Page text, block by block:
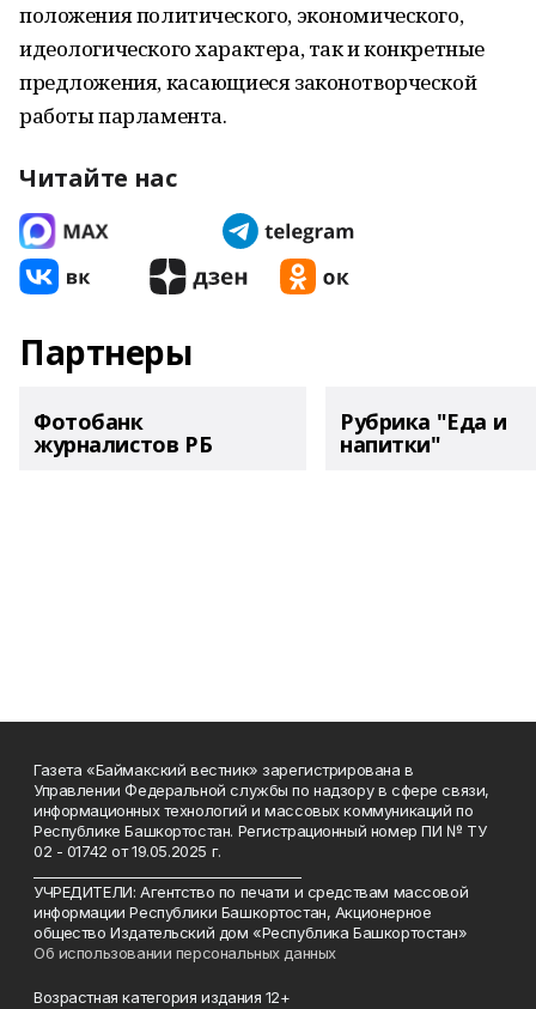
положения политического, экономического,
идеологического характера, так и конкретные
предложения, касающиеся законотворческой
работы парламента.
Читайте нас
Партнеры
Фотобанк
журналистов РБ
Рубрика "Еда и
напитки"
Газета «Баймакский вестник» зарегистрирована в
Управлении Федеральной службы по надзору в сфере связи,
информационных технологий и массовых коммуникаций по
Республике Башкортостан. Регистрационный номер ПИ № ТУ
02 - 01742 от 19.05.2025 г.
УЧРЕДИТЕЛИ: Агентство по печати и средствам массовой
информации Республики Башкортостан, Акционерное
общество Издательский дом «Республика Башкортостан»
Об использовании персональных данных
Возрастная категория издания 12+